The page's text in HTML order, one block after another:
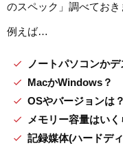
のスペック」調べておき
例えば…
ノートパソコンか
MacかWindows？
OSやバージョンは？
メモリー容量はいく
記録媒体(ハードデ